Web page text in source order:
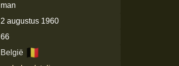
man
2 augustus 1960
66
België 🇧🇪